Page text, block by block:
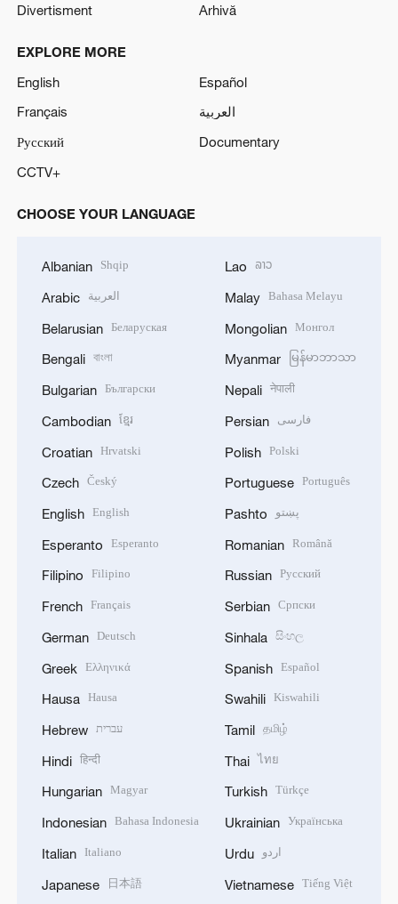
Divertisment
Arhivă
EXPLORE MORE
English
Español
Français
العربية
Русский
Documentary
CCTV+
CHOOSE YOUR LANGUAGE
Albanian Shqip
Arabic العربية
Belarusian Беларуская
Bengali বাংলা
Bulgarian Български
Cambodian ខ្មែរ
Croatian Hrvatski
Czech Český
English English
Esperanto Esperanto
Filipino Filipino
French Français
German Deutsch
Greek Ελληνικά
Hausa Hausa
Hebrew עברית
Hindi हिन्दी
Hungarian Magyar
Indonesian Bahasa Indonesia
Italian Italiano
Japanese 日本語
Lao ລາວ
Malay Bahasa Melayu
Mongolian Монгол
Myanmar မြန်မာဘာသာ
Nepali नेपाली
Persian فارسی
Polish Polski
Portuguese Português
Pashto پښتو
Romanian Română
Russian Русский
Serbian Српски
Sinhala සිංහල
Spanish Español
Swahili Kiswahili
Tamil தமிழ்
Thai ไทย
Turkish Türkçe
Ukrainian Українська
Urdu اردو
Vietnamese Tiếng Việt